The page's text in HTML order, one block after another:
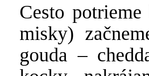
Cesto
misky)
gouda –